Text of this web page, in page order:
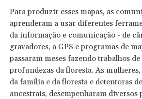
Para produzir esses mapas, as
aprenderam a usar diferentes
da informação e comunicação - de
gravadores, a GPS e programas de
passaram meses fazendo trabalhos
profundezas da floresta. As
da família e da floresta e detentoras
ancestrais, desempenharam diversos